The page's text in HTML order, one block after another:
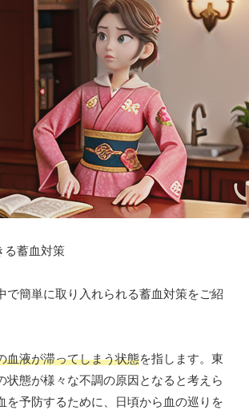
る蓄血対策
で簡単に取り入れられる蓄血対策をご紹
血液が滞ってしまう状態を指します。東
状態が様々な不調の原因となると考えら
を予防するために、日頃から血の巡りを